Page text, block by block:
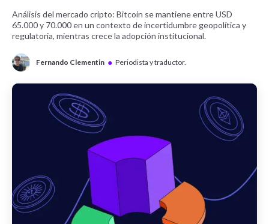
Análisis del mercado cripto: Bitcoin se mantiene entre USD
65.000 y 70.000 en un contexto de incertidumbre geopolítica y
regulatoria, mientras crece la adopción institucional.
Fernando Clementin ● Periodista y traductor.